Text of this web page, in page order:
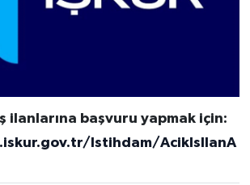
ilanlarına başvuru yapmak için:
Istihdam/AcikIsIlanA